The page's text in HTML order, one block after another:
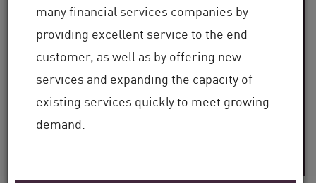
many financial services companies by
providing excellent service to the end
customer, as well as by offering new
services and expanding the capacity of
existing services quickly to meet growing
demand.
Oltre 100.000
clienti in tutto il mondo
Oltre 30